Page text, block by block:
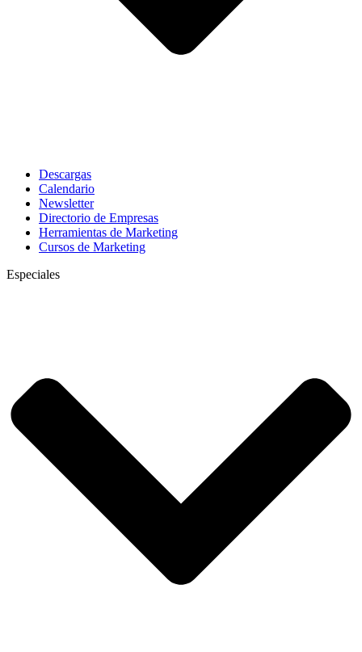
Descargas
Calendario
Newsletter
Directorio de Empresas
Herramientas de Marketing
Cursos de Marketing
Especiales